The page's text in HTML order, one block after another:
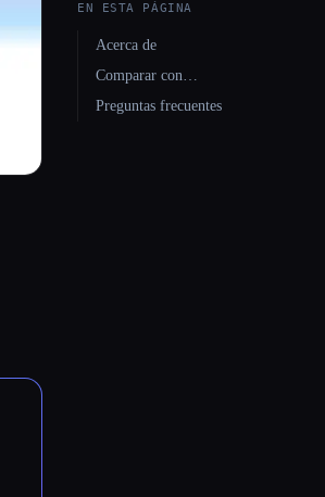
EN ESTA PÁGINA
Acerca de
Comparar con…
Preguntas frecuentes